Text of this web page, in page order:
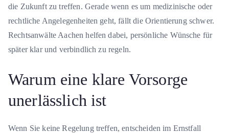
die Zukunft zu treffen. Gerade wenn es um medizinische oder
rechtliche Angelegenheiten geht, fällt die Orientierung schwer.
Rechtsanwälte Aachen helfen dabei, persönliche Wünsche für
später klar und verbindlich zu regeln.
Warum eine klare Vorsorge
unerlässlich ist
Wenn Sie keine Regelung treffen, entscheiden im Ernstfall